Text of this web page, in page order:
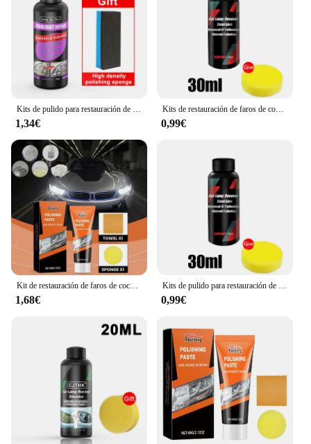
1,34€
Kits de restauración de faros de coche, kit de reparación de faros, pulidor de luz, pasta de limpieza, agente de restauración para el cuidado de la pintura del coche
0,99€
Kit de restauración de faros de coche, pasta de pulido para reparación de faros, elimina arañazos, pulidor de lentes, lijado de cera
1,68€
Kits de pulido para restauración de faros de coche, Kits de reparación de faros, pulidor de luz de coche, pasta de limpieza, agente de restauración de pintura de coches
0,99€